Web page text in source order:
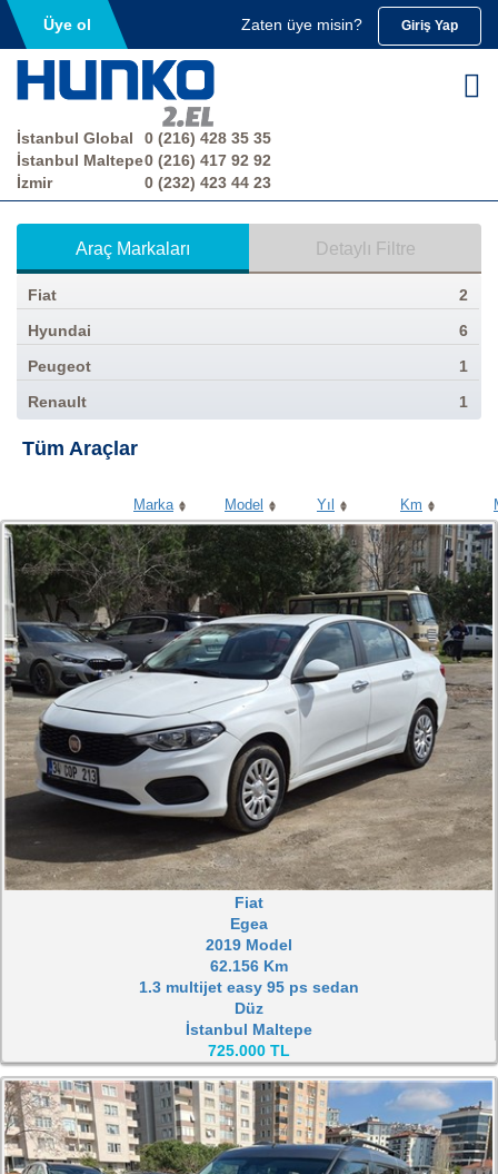
Üye ol Zaten üye misin? Giriş Yap
İstanbul Global
0 (216) 428 35 35
İstanbul Maltepe0 (216) 417 92 92
İzmir
0 (232) 423 44 23
Araç Markaları Detaylı Filtre
Fiat
2
Hyundai
6
Peugeot
1
Renault
1
Tüm Araçlar
Marka Model Yıl Km
Fiat
Egea
2019 Model
62.156 Km
1.3 multijet easy 95 ps sedan
Düz
İstanbul Maltepe
725.000 TL